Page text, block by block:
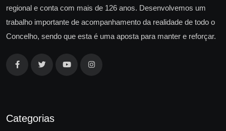
regional e conta com mais de 126 anos. Desenvolvemos um
trabalho importante de acompanhamento da realidade de todo o
Concelho, sendo que esta é uma aposta para manter e reforçar.
Categorias